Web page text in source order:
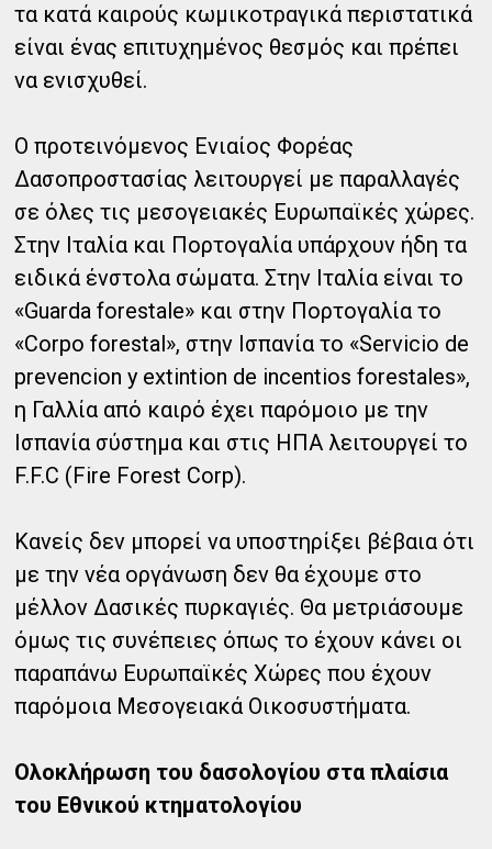
τα κατά καιρούς κωμικοτραγικά περιστατικά
είναι ένας επιτυχημένος θεσμός και πρέπει
να ενισχυθεί.
Ο προτεινόμενος Ενιαίος Φορέας
Δασοπροστασίας λειτουργεί με παραλλαγές
σε όλες τις μεσογειακές Ευρωπαϊκές χώρες.
Στην Ιταλία και Πορτογαλία υπάρχουν ήδη τα
ειδικά ένστολα σώματα. Στην Ιταλία είναι το
«Guarda forestale» και στην Πορτογαλία το
«Corpo forestal», στην Ισπανία το «Servicio de
prevencion y extintion de incentios forestales»,
η Γαλλία από καιρό έχει παρόμοιο με την
Ισπανία σύστημα και στις ΗΠΑ λειτουργεί το
F.F.C (Fire Forest Corp).
Κανείς δεν μπορεί να υποστηρίξει βέβαια ότι
με την νέα οργάνωση δεν θα έχουμε στο
μέλλον Δασικές πυρκαγιές. Θα μετριάσουμε
όμως τις συνέπειες όπως το έχουν κάνει οι
παραπάνω Ευρωπαϊκές Χώρες που έχουν
παρόμοια Μεσογειακά Οικοσυστήματα.
Ολοκλήρωση του δασολογίου στα πλαίσια
του Εθνικού κτηματολογίου